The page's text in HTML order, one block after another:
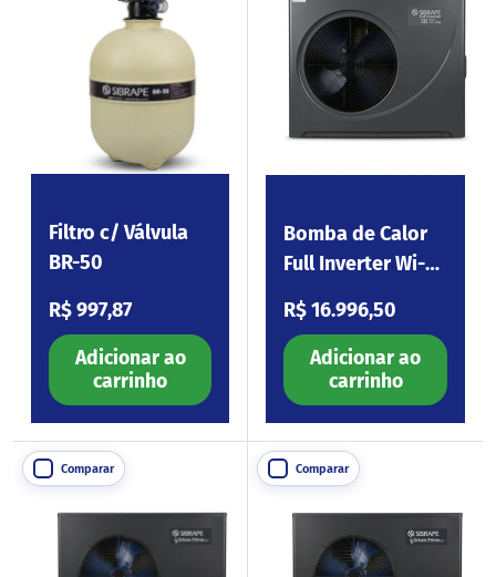
Filtro c/ Válvula
BR-50
Preço normal
R$ 997,87
Adicionar ao
carrinho
Bomba de Calor
Full Inverter Wi-Fi
Preço normal
R$ 16.996,50
Adicionar ao
carrinho
Comparar Comparar